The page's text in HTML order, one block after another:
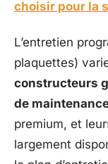
choisir pour la
L’entretien
plaquettes)
constructeurs
de
premium, et
largement